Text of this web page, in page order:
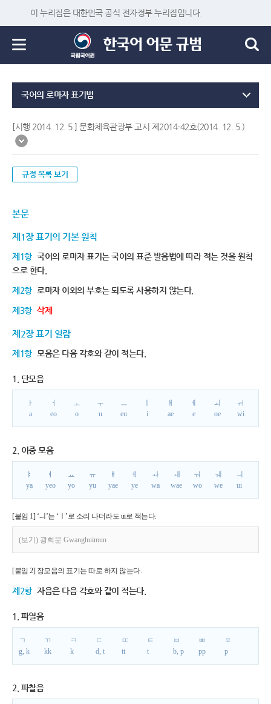
이 누리집은 대한민국 공식 전자정부 누리집입니다.
국어의 로마자 표기법
[시행 2014. 12. 5.] 문화체육관광부 고시 제2014-42호(2014. 12. 5.)
규정 목록 보기
본문
제1장 표기의 기본 원칙
제1항 국어의 로마자 표기는 국어의 표준 발음법에 따라 적는 것을 원칙
으로 한다.
제2항 로마자 이외의 부호는 되도록 사용하지 않는다.
제3항 삭제
제2장 표기 일람
제1항 모음은 다음 각호와 같이 적는다.
1. 단모음
ㅏ
a
ㅓ
eo
ㅗ
o
ㅜ
u
ㅡ
eu
i
ㅐ
ae
ㅔ
e
ㅚ
oe
ㅟ
wi
2. 이중 모음
ㅑ
ya
ㅕ
yeo
ㅛ
yo
ㅠ
yu
ㅒ
yae
ㅖ
ye
ㅘ
wa
ㅙ
wae
ㅝ
wo
ㅞ
we
ㅢ
ui
[붙임 1] ‘ㅢ’는 ‘ㅣ’로 소리 나더라도 ui로 적는다.
(보기) 광희문 Gwanghuimun
[붙임 2] 장모음의 표기는 따로 하지 않는다.
제2항 자음은 다음 각호와 같이 적는다.
1. 파열음
ㄱ
g, k
ㄲ
kk
ㅋ
k
ㄷ
d, t
ㄸ
tt
ㅌ
t
ㅂ
b, p
ㅃ
pp
ㅍ
p
2. 파찰음